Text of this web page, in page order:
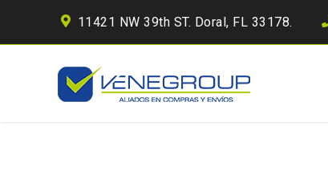
11421 NW 39th ST. Doral, FL 33178.